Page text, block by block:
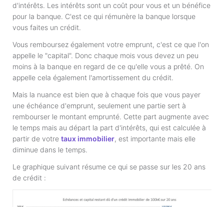
d'intérêts. Les intérêts sont un coût pour vous et un bénéfice
pour la banque. C'est ce qui rémunère la banque lorsque
vous faites un crédit.
Vous remboursez également votre emprunt, c'est ce que l'on
appelle le "capital". Donc chaque mois vous devez un peu
moins à la banque en regard de ce qu'elle vous a prêté. On
appelle cela également l'amortissement du crédit.
Mais la nuance est bien que à chaque fois que vous payer
une échéance d'emprunt, seulement une partie sert à
rembourser le montant emprunté. Cette part augmente avec
le temps mais au départ la part d'intérêts, qui est calculée à
partir de votre taux immobilier, est importante mais elle
diminue dans le temps.
Le graphique suivant résume ce qui se passe sur les 20 ans
de crédit :